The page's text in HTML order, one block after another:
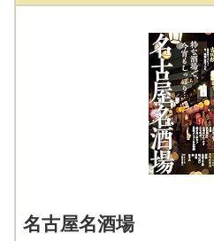
名古屋名酒場